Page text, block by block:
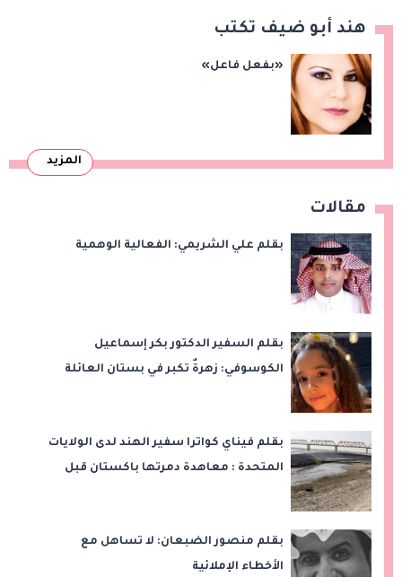
هند أبو ضيف تكتب
«بفعل فاعل»
المزيد
مقالات
بقلم علي الشريمي: الفعالية الوهمية
بقلم السفير الدكتور بكر إسماعيل
الكوسوفي: زهرةٌ تكبر في بستان العائلة
بقلم فيناي كواترا سفير الهند لدى الولايات
المتحدة : معاهدة دمرتها باكستان قبل
بقلم منصور الضبعان: لا تساهل مع
الأخطاء الإملائية